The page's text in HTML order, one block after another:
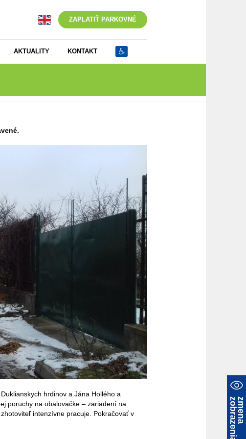
ZAPLATIŤ PARKOVNÉ
AKTUALITY KONTAKT
hrdinov a Jána Hollého a
poruchy na obalovačke – zariadení na
intenzívne pracuje. Pokračovať v
z
m
e
n
a
z
o
b
r
a
z
e
n
i
a